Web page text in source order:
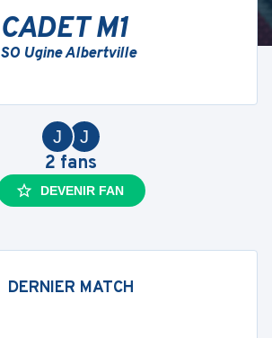
CADET M1
SO Ugine Albertville
J
J
2 fans
DEVENIR FAN
DERNIER MATCH